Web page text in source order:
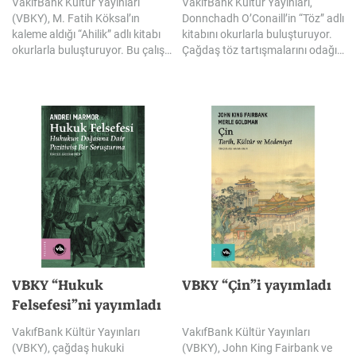
(VBKY), M. Fatih Köksal’ın
kaleme aldığı “Ahilik” adlı kitabı
okurlarla buluşturuyor. Bu çalışma, Ahilik’i efsanelerin ve tekrar edilen kabullerin ötesine taşıyarak tarihî kaynaklar ışığında yeniden ele alıyor. Ahilik’in yalnızca geçmişte kalmış bir teşkilat değil; İslami ve tasavvufi kaynaklardan beslenen, dürüstlüğü, adaleti, liyakati, paylaşmayı ve insanı merkeze alan değerleriyle çağları aşan bir ahlak ve hayat anlayışı olduğunu gözler önüne seriyor.
Donnchadh O’Conaill’in “Töz” adlı
kitabını okurlarla buluşturuyor.
Çağdaş töz tartışmalarını odağına alan eser, töz kavramını ontolojinin temel kategorilerinden biri olarak ele alırken, metafizik sistemlerdeki yerini ve bir varlığın hangi ölçütlerle töz olarak nitelendirilebileceğini inceliyor. Kitap ayrıca, tözlerin varlığına ilişkin farklı argümanları ve hangi varlıkların töz olarak kabul edilebileceğine dair felsefi yaklaşımları bir araya getiriyor.
VBKY “Hukuk
Felsefesi”ni yayımladı
VakıfBank Kültür Yayınları
(VBKY), çağdaş hukuki
VBKY“Çin”iyayımladı
VakıfBank Kültür Yayınları
(VBKY), John King Fairbank ve